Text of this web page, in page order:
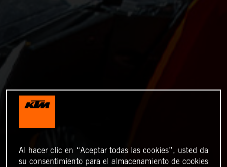
Al hacer clic en “Aceptar todas las cookies”, usted da
su consentimiento para el almacenamiento de cookies